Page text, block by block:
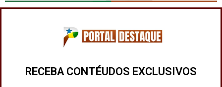
RECEBA CONTÉUDOS EXCLUSIVOS